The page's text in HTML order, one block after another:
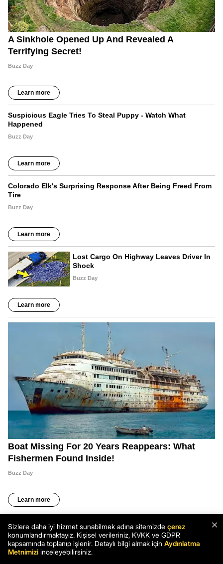
×
Sizlere daha iyi hizmet sunabilmek adına sitemizde çerez
konumlandırmaktayız. Kişisel verileriniz, KVKK ve GDPR
kapsamında toplanıp işlenir. Detaylı bilgi almak için Aydınlatma
Metnimizi inceleyebilirsiniz.